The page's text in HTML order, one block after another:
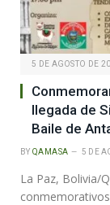
5 DE AGOSTO DE
llegada de
Baile de
BY QAMASA 5 DE
La Paz, Bolivia/